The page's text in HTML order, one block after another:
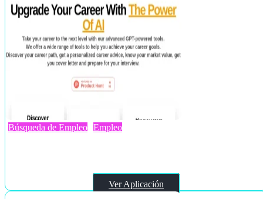
Búsqueda de Empleo Empleo
Ver Aplicación